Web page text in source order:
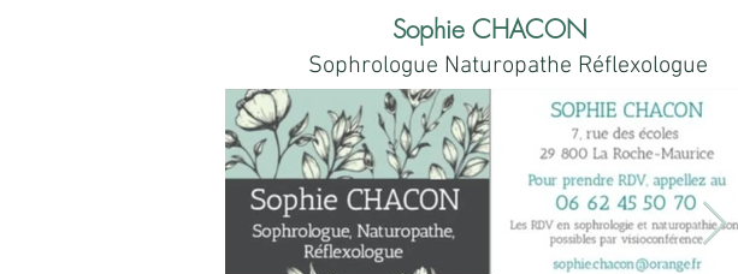
Sophie CHACON
Sophrologue Naturopathe Réflexologue